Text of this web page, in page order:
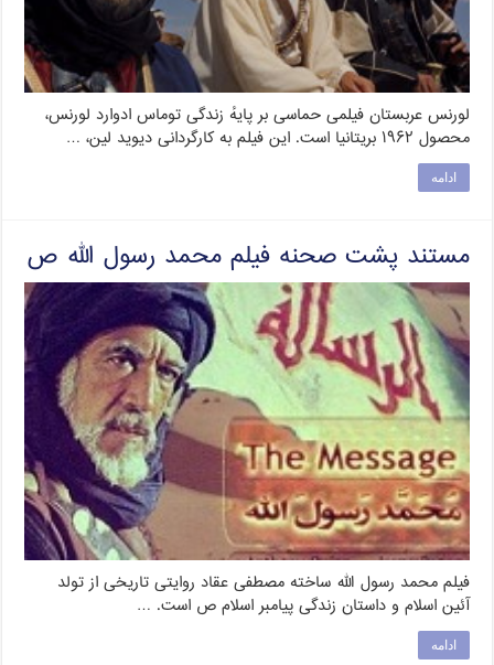
لورنس عربستان فیلمی حماسی بر پایهٔ زندگی توماس ادوارد لورنس،
محصول ۱۹۶۲ بریتانیا است. این فیلم به کارگردانی دیوید لین، …
ادامه
مستند پشت صحنه فیلم محمد رسول الله ص
فیلم محمد رسول الله ساخته مصطفی عقاد روایتی تاریخی از تولد
آئین اسلام و داستان زندگی پیامبر اسلام ص است. …
ادامه